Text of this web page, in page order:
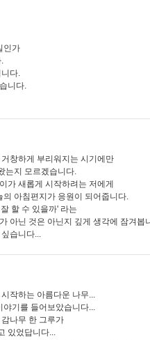
인가
다.
니다.
창하게 부리워지는 시기에만
는지 모르겠습니다.
가 새롭게 시작하려는 저에게
아침편지가 응원이 되어줍니다.
할 수 있을까' 라는
아닌 것은 아닌지 깊게 생각에 잠겨봅
습니다...
작하는 아름다운 나무...
기를 들어보았습니다...
나무 한 그루가
있었답니다...